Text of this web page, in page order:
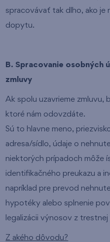
spracovávať tak dlho, ako je
dopytu.
B. Spracovanie osobných
zmluvy
Ak spolu uzavrieme zmluvu,
ktoré nám odovzdáte.
Sú to hlavne meno,
adresa/sídlo, údaje o
niektorých prípadoch môže
identifikačného preukazu a
napríklad pre prevod
hypotéky alebo splnenie
legalizácii výnosov z
Z akého dôvodu?